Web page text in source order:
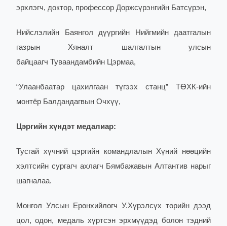
эрхлэгч, доктор, профессор Доржсүрэнгийн Батсүрэн,
Нийслэлийн Баянгол дүүргийн Нийгмийн даатгалын
газрын Хяналт шалгалтын улсын
байцаагч Туваандамбийн Цэрмаа,
“Улаанбаатар цахилгаан түгээх станц” ТӨХК-ийн
монтёр Балдандагвын Очхүү,
Цэргийн хүндэт медалиар:
Тусгай хүчний цэргийн командлалын Хүний нөөцийн
хэлтсийн сургагч ахлагч Бямбажавын Алтантив нарыг
шагналаа.
Монгол Улсын Ерөнхийлөгч У.Хүрэлсүх төрийн дээд
цол, одон, медаль хүртсэн эрхмүүдэд болон тэдний